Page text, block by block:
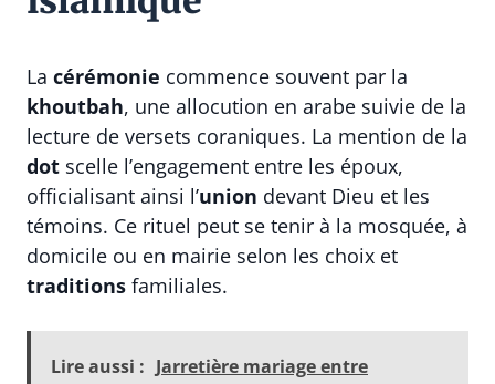
La cérémonie commence souvent par la
khoutbah, une allocution en arabe suivie de la
lecture de versets coraniques. La mention de la
dot scelle l’engagement entre les époux,
officialisant ainsi l’union devant Dieu et les
témoins. Ce rituel peut se tenir à la mosquée, à
domicile ou en mairie selon les choix et
traditions familiales.
Lire aussi : Jarretière mariage entre